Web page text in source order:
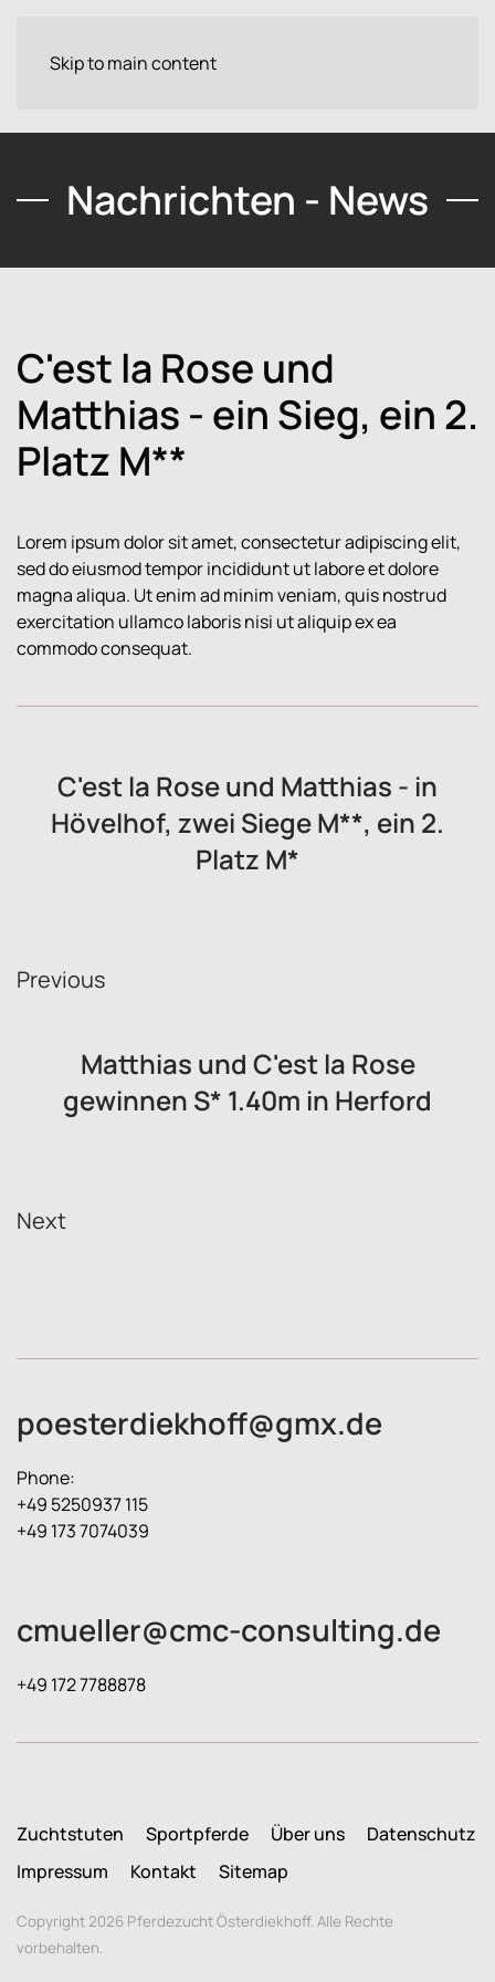
Skip to main content
Nachrichten - News
C'est la Rose und
Matthias - ein Sieg, ein 2.
Platz M**
Lorem ipsum dolor sit amet, consectetur adipiscing elit,
sed do eiusmod tempor incididunt ut labore et dolore
magna aliqua. Ut enim ad minim veniam, quis nostrud
exercitation ullamco laboris nisi ut aliquip ex ea
commodo consequat.
C'est la Rose und Matthias - in
Hövelhof, zwei Siege M**, ein 2.
Platz M*
Previous
Matthias und C'est la Rose
gewinnen S* 1.40m in Herford
Next
poesterdiekhoff@gmx.de
Phone:
+49 5250937 115
+49 173 7074039
cmueller@cmc-consulting.de
+49 172 7788878
Zuchtstuten Sportpferde Über uns
Datenschutz
Impressum
Kontakt Sitemap
Copyright 2026 Pferdezucht Österdiekhoff. Alle Rechte
vorbehalten.